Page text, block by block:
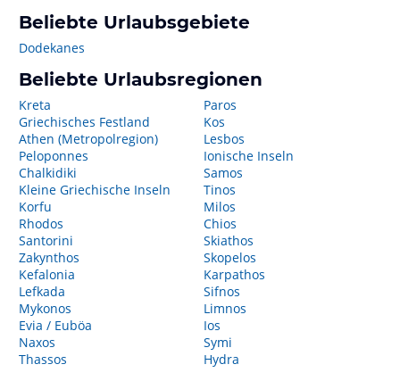
Beliebte Urlaubsgebiete
Dodekanes
Beliebte Urlaubsregionen
Kreta
Griechisches Festland
Athen (Metropolregion)
Peloponnes
Chalkidiki
Kleine Griechische Inseln
Korfu
Rhodos
Santorini
Zakynthos
Kefalonia
Lefkada
Mykonos
Evia / Euböa
Naxos
Thassos
Paros
Kos
Lesbos
Ionische Inseln
Samos
Tinos
Milos
Chios
Skiathos
Skopelos
Karpathos
Sifnos
Limnos
Ios
Symi
Hydra